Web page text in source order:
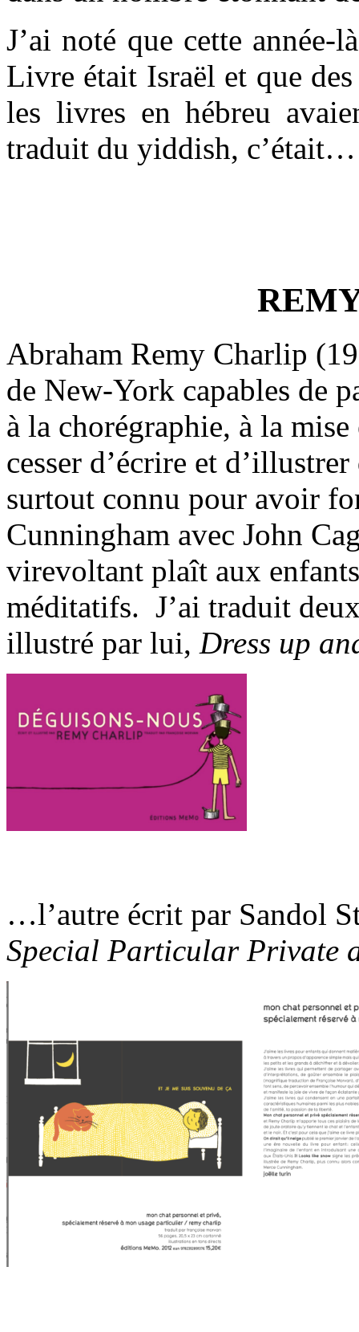
J’ai noté que cette
Livre était Israël et que
les livres en hébreu
traduit du yiddish,
Abraham Remy Charlip
de New-York capables de
à la chorégraphie, à la
cesser d’écrire et
surtout connu pour avoir
Cunningham avec John
virevoltant plaît aux
méditatifs. J’ai traduit
illustré par lui, Dress up
…l’autre écrit par Sandol
Special Particular Private